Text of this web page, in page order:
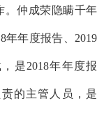
。仲成荣隐瞒千年
年年度报告、2019
是2018年年度报
的主管人员，是